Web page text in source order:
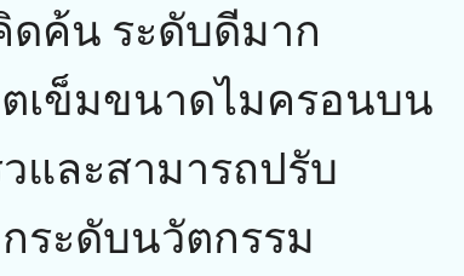
ค้น ระดับดีมาก
ตเข็มขนาดไมครอนบน
และสามารถปรับ
ระดับนวัตกรรม